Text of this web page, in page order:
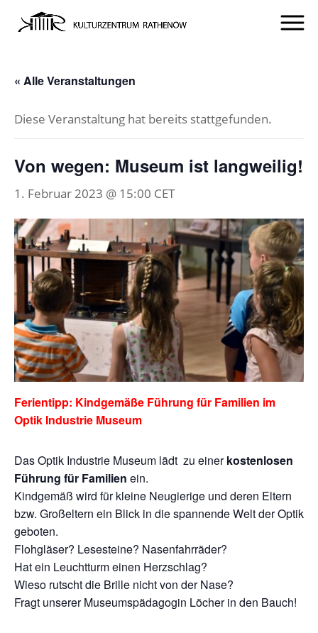
« Alle Veranstaltungen
Diese Veranstaltung hat bereits stattgefunden.
Von wegen: Museum ist langweilig!
1. Februar 2023 @ 15:00 CET
Ferientipp: Kindgemäße Führung für Familien im
Optik Industrie Museum
Das Optik Industrie Museum lädt zu einerkostenlosen
Führung für Familien ein.
Kindgemäß wird für kleine Neugierige und deren Eltern
bzw. Großeltern ein Blick in die spannende Welt der Optik
geboten.
Flohgläser? Lesesteine? Nasenfahrräder?
Hat ein Leuchtturm einen Herzschlag?
Wieso rutscht die Brille nicht von der Nase?
Fragt unserer Museumspädagogin Löcher in den Bauch!